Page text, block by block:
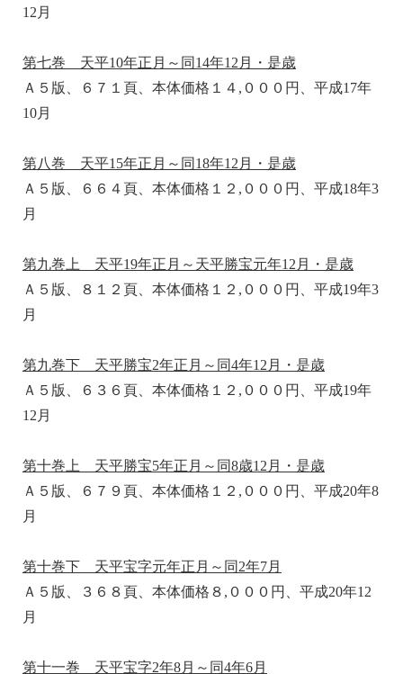
12月
第七巻 天平10年正月～同14年12月・是歳
Ａ５版、６７１頁、本体価格１４,０００円、平成17年
10月
第八巻 天平15年正月～同18年12月・是歳
Ａ５版、６６４頁、本体価格１２,０００円、平成18年3
月
第九巻上 天平19年正月～天平勝宝元年12月・是歳
Ａ５版、８１２頁、本体価格１２,０００円、平成19年3
月
第九巻下 天平勝宝2年正月～同4年12月・是歳
Ａ５版、６３６頁、本体価格１２,０００円、平成19年
12月
第十巻上 天平勝宝5年正月～同8歳12月・是歳
Ａ５版、６７９頁、本体価格１２,０００円、平成20年8
月
第十巻下 天平宝字元年正月～同2年7月
Ａ５版、３６８頁、本体価格８,０００円、平成20年12
月
第十一巻 天平宝字2年8月～同4年6月